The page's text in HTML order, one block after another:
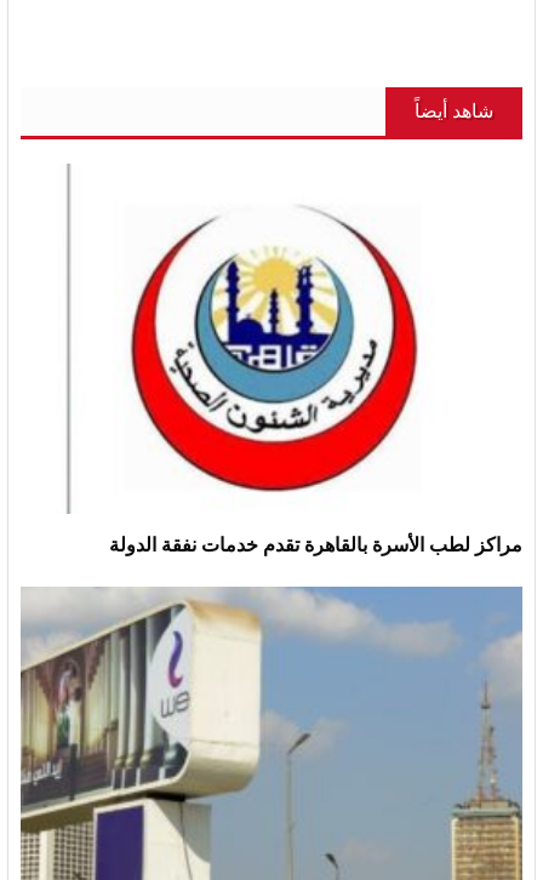
شاهد أيضاً
مراكز لطب الأسرة بالقاهرة تقدم خدمات نفقة الدولة